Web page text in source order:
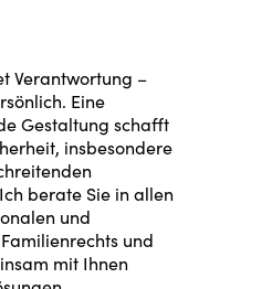
Verantwortung –
Eine
Gestaltung schafft
insbesondere
berate Sie in allen
und
und
mit Ihnen